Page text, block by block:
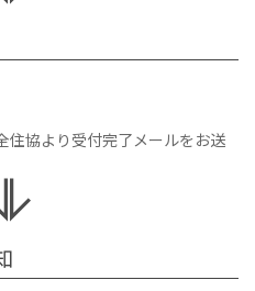
住協より受付完了メールをお送